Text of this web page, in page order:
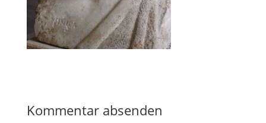
Kommentar absenden